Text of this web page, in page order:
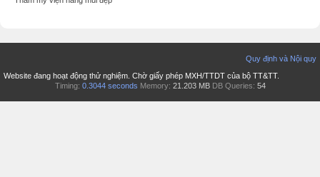
Quy định và Nội quy
Website đang hoạt động thử nghiệm. Chờ giấy phép MXH/TTDT của bộ TT&TT.
Timing: 0.3044 seconds Memory: 21.203 MB DB Queries: 54